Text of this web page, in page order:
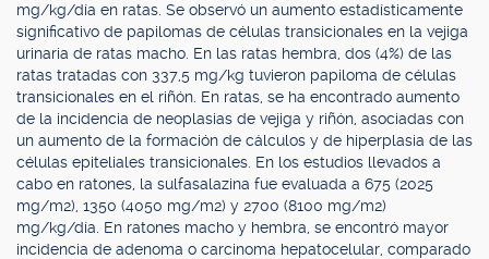
mg/kg/día en ratas. Se observó un aumento estadísticamente
significativo de papilomas de células transicionales en la vejiga
urinaria de ratas macho. En las ratas hembra, dos (4%) de las
ratas tratadas con 337,5 mg/kg tuvieron papiloma de células
transicionales en el riñón. En ratas, se ha encontrado aumento
de la incidencia de neoplasias de vejiga y riñón, asociadas con
un aumento de la formación de cálculos y de hiperplasia de las
células epiteliales transicionales. En los estudios llevados a
cabo en ratones, la sulfasalazina fue evaluada a 675 (2025
mg/m2), 1350 (4050 mg/m2) y 2700 (8100 mg/m2)
mg/kg/día. En ratones macho y hembra, se encontró mayor
incidencia de adenoma o carcinoma hepatocelular, comparado